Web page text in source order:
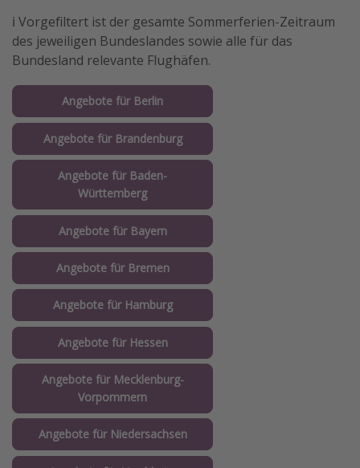
ℹ️ Vorgefiltert ist der gesamte Sommerferien-Zeitraum
des jeweiligen Bundeslandes sowie alle für das
Bundesland relevante Flughäfen.
Angebote für Berlin
Angebote für Brandenburg
Angebote für Baden-
Württemberg
Angebote für Bayern
Angebote für Bremen
Angebote für Hamburg
Angebote für Hessen
Angebote für Mecklenburg-
Vorpommern
Angebote für Niedersachsen